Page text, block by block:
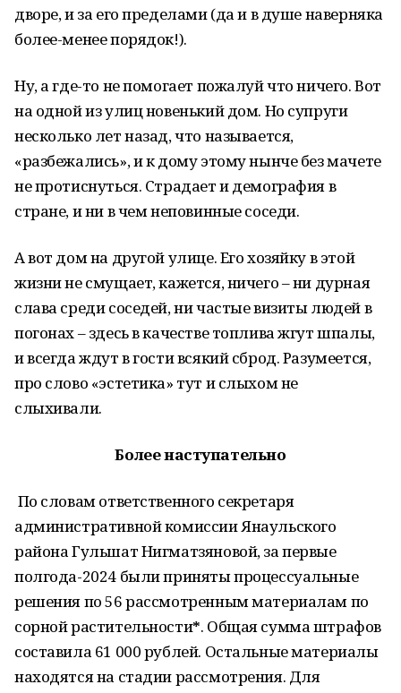
дворе, и за его пределами (да и в душе наверняка
более-менее порядок!).
Ну, а где-то не помогает пожалуй что ничего. Вот
на одной из улиц новенький дом. Но супруги
несколько лет назад, что называется,
«разбежались», и к дому этому нынче без мачете
не протиснуться. Страдает и демография в
стране, и ни в чем неповинные соседи.
А вот дом на другой улице. Его хозяйку в этой
жизни не смущает, кажется, ничего – ни дурная
слава среди соседей, ни частые визиты людей в
погонах – здесь в качестве топлива жгут шпалы,
и всегда ждут в гости всякий сброд. Разумеется,
про слово «эстетика» тут и слыхом не
слыхивали.
Более наступательно
По словам ответственного секретаря
административной комиссии Янаульского
района Гульшат Нигматзяновой, за первые
полгода-2024 были приняты процессуальные
решения по 56 рассмотренным материалам по
сорной растительности*. Общая сумма штрафов
составила 61 000 рублей. Остальные материалы
находятся на стадии рассмотрения. Для